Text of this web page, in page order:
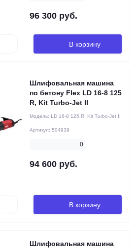
96 300 руб.
В корзину
Шлифовальная машина
по бетону Flex LD 16-8 125
R, Kit Turbo-Jet II
Модель: LD 16-8 125 R, Kit Turbo-Jet II
Артикул: 504939
0
94 600 руб.
В корзину
Шлифовальная машина